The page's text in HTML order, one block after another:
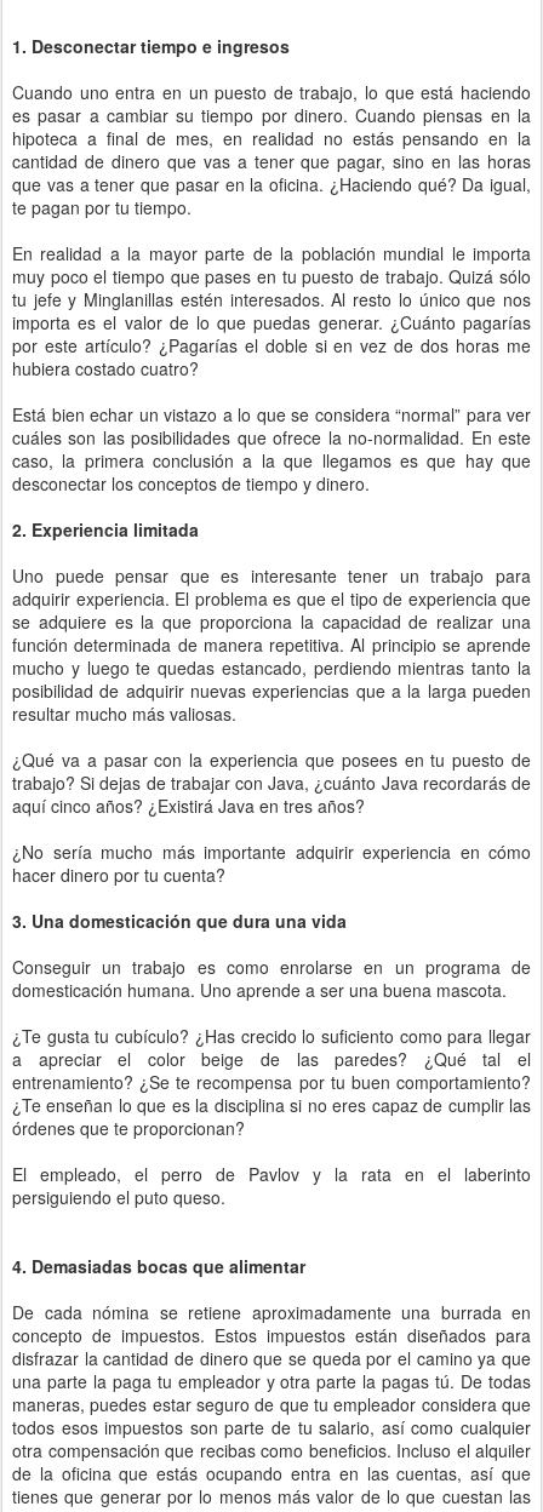
1. Desconectar tiempo e ingresos
Cuando uno entra en un puesto de trabajo, lo que está haciendo
es pasar a cambiar su tiempo por dinero. Cuando piensas en la
hipoteca a final de mes, en realidad no estás pensando en la
cantidad de dinero que vas a tener que pagar, sino en las horas
que vas a tener que pasar en la oficina. ¿Haciendo qué? Da igual,
te pagan por tu tiempo.
En realidad a la mayor parte de la población mundial le importa
muy poco el tiempo que pases en tu puesto de trabajo. Quizá sólo
tu jefe y Minglanillas estén interesados. Al resto lo único que nos
importa es el valor de lo que puedas generar. ¿Cuánto pagarías
por este artículo? ¿Pagarías el doble si en vez de dos horas me
hubiera costado cuatro?
Está bien echar un vistazo a lo que se considera “normal” para ver
cuáles son las posibilidades que ofrece la no-normalidad. En este
caso, la primera conclusión a la que llegamos es que hay que
desconectar los conceptos de tiempo y dinero.
2. Experiencia limitada
Uno puede pensar que es interesante tener un trabajo para
adquirir experiencia. El problema es que el tipo de experiencia que
se adquiere es la que proporciona la capacidad de realizar una
función determinada de manera repetitiva. Al principio se aprende
mucho y luego te quedas estancado, perdiendo mientras tanto la
posibilidad de adquirir nuevas experiencias que a la larga pueden
resultar mucho más valiosas.
¿Qué va a pasar con la experiencia que posees en tu puesto de
trabajo? Si dejas de trabajar con Java, ¿cuánto Java recordarás de
aquí cinco años? ¿Existirá Java en tres años?
¿No sería mucho más importante adquirir experiencia en cómo
hacer dinero por tu cuenta?
3. Una domesticación que dura una vida
Conseguir un trabajo es como enrolarse en un programa de
domesticación humana. Uno aprende a ser una buena mascota.
¿Te gusta tu cubículo? ¿Has crecido lo suficiento como para llegar
a apreciar el color beige de las paredes? ¿Qué tal el
entrenamiento? ¿Se te recompensa por tu buen comportamiento?
¿Te enseñan lo que es la disciplina si no eres capaz de cumplir las
órdenes que te proporcionan?
El empleado, el perro de Pavlov y la rata en el laberinto
persiguiendo el puto queso.
4. Demasiadas bocas que alimentar
De cada nómina se retiene aproximadamente una burrada en
concepto de impuestos. Estos impuestos están diseñados para
disfrazar la cantidad de dinero que se queda por el camino ya que
una parte la paga tu empleador y otra parte la pagas tú. De todas
maneras, puedes estar seguro de que tu empleador considera que
todos esos impuestos son parte de tu salario, así como cualquier
otra compensación que recibas como beneficios. Incluso el alquiler
de la oficina que estás ocupando entra en las cuentas, así que
tienes que generar por lo menos más valor de lo que cuestan las